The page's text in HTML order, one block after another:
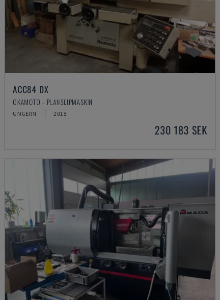
ACC84 DX
OKAMOTO - PLANSLIPMASKIN
UNGERN 2018
230 183 SEK